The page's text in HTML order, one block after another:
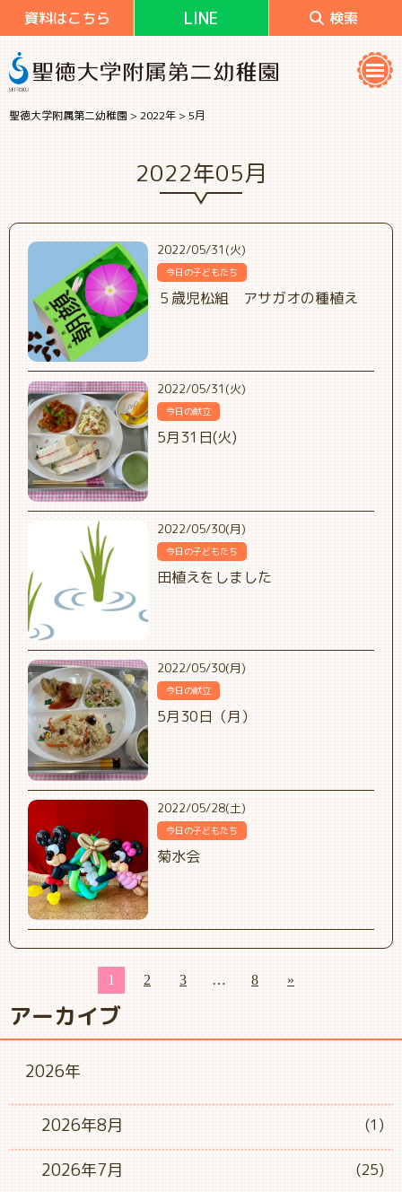
資料はこちら LINE 検索
聖徳大学附属第二幼稚園>2022年>5月
2022年05月
アーカイブ
2026年
2026年8月 (1)
2026年7月 (25)
2022/05/31(火)
今日の子どもたち
５歳児松組 アサガオの種植え
2022/05/31(火)
今日の献立
5月31日(火)
2022/05/30(月)
今日の子どもたち
田植えをしました
2022/05/30(月)
今日の献立
5月30日（月）
2022/05/28(土)
今日の子どもたち
菊水会
1 2 3 … 8 »